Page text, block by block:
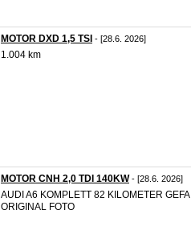
MOTOR DXD 1,5 TSI - [28.6. 2026]
1.004 km
MOTOR CNH 2,0 TDI 140KW- [28.6. 2026]
AUDI A6 KOMPLETT 82 KILOMETER
ORIGINAL FOTO